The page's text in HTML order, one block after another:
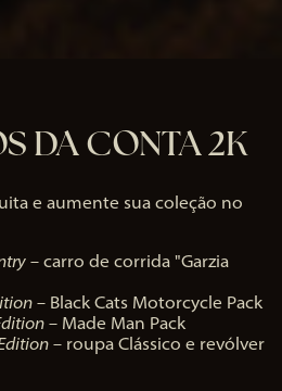
DA CONTA 2K
e aumente sua coleção no
– carro de corrida "Garzia
– Black Cats Motorcycle Pack
– Made Man Pack
– roupa Clássico e revólver